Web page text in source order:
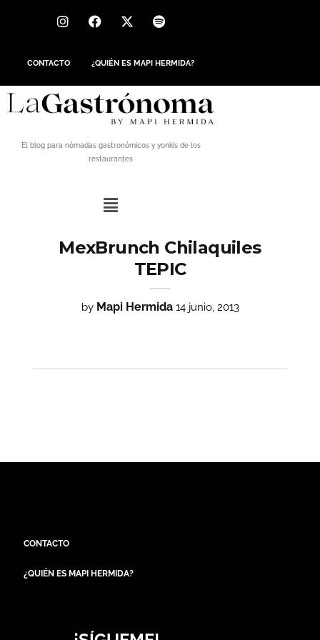
CONTACTO ¿QUIÉN ES MAPI HERMIDA?
El blog para nómadas gastronómicos y yonkis de los
restaurantes
MexBrunch Chilaquiles
TEPIC
by Mapi Hermida 14 junio, 2013
CONTACTO
¿QUIÉN ES MAPI HERMIDA?